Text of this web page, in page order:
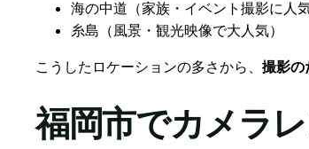
海の中道（家族・イベント撮影に人気
糸島（風景・観光映像で大人気）
こうしたロケーションの多さから、 撮影の
福岡市でカメラ